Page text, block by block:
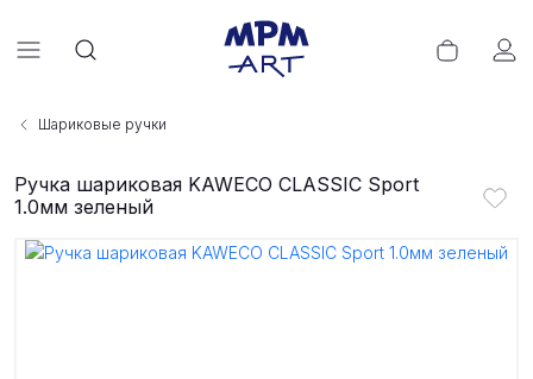
Шариковые ручки
Ручка шариковая KAWECO CLASSIC Sport
1.0мм зеленый